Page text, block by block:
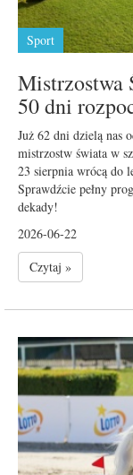
Sport
Mistrzostwa
50 dni
Już 62 dni dzielą nas
mistrzostw świata w
23 sierpnia wrócą do
Sprawdźcie pełny
dekady!
2026-06-22
Czytaj »